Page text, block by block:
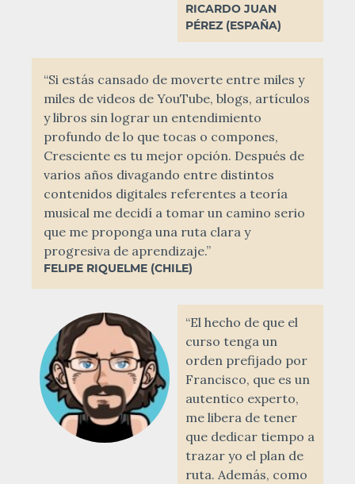
RICARDO JUAN
PÉREZ (ESPAÑA)
“Si estás cansado de moverte entre miles y
miles de videos de YouTube, blogs, artículos
y libros sin lograr un entendimiento
profundo de lo que tocas o compones,
Cresciente es tu mejor opción. Después de
varios años divagando entre distintos
contenidos digitales referentes a teoría
musical me decidí a tomar un camino serio
que me proponga una ruta clara y
progresiva de aprendizaje.”
FELIPE RIQUELME (CHILE)
“El hecho de que el
curso tenga un
orden prefijado por
Francisco, que es un
autentico experto,
me libera de tener
que dedicar tiempo a
trazar yo el plan de
ruta. Además, como